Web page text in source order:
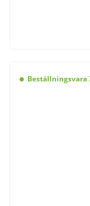
Beställningsvara